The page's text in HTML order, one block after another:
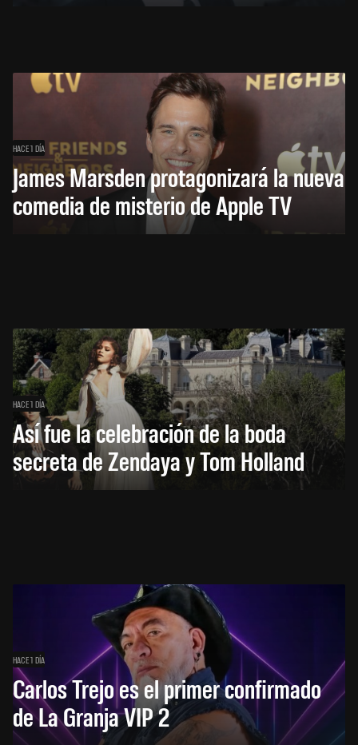
HACE 1 DÍA
James Marsden protagonizará la nueva
comedia de misterio de Apple TV
HACE 1 DÍA
Así fue la celebración de la boda
secreta de Zendaya y Tom Holland
HACE 1 DÍA
Carlos Trejo es el primer confirmado
de La Granja VIP 2